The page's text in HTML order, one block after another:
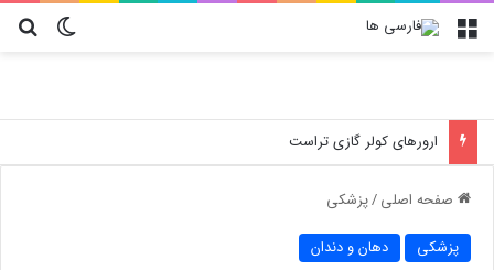
تغییر منو
ارورهای کولر گازی تراست
صفحه اصلی/پزشکی
پزشکی دهان و دندان